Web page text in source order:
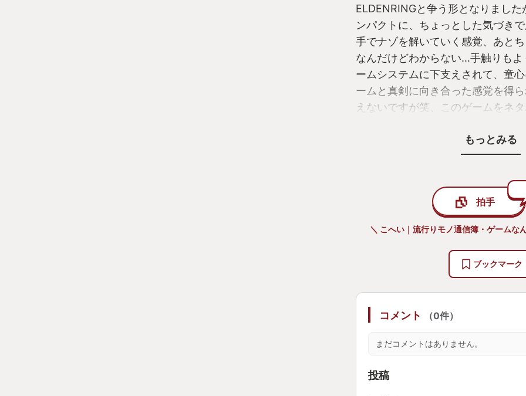
ELDENRINGと争う形となりまし
ンパクトに、ちょっとした気づき
手でナゾを解いていく感覚、あと
なんだけどわからない…手触りも
ームシステムに下支えされて、童
ームと真剣に向き合った感覚を得
えないですが笑、このゲームをネ
ったという感情がつよく残ったス
（ちょっと卑怯ですが、もう少し
ッドキャストにてお聞きいただき
ょっとでも興味を持っていただけ
しでTUNICをプレイしてみていた
もっとみる
拍手
＼ こへい｜流行りモノ通信簿・ゲームな
ブックマーク
コメント （0件）
まだコメントはありません。
投稿